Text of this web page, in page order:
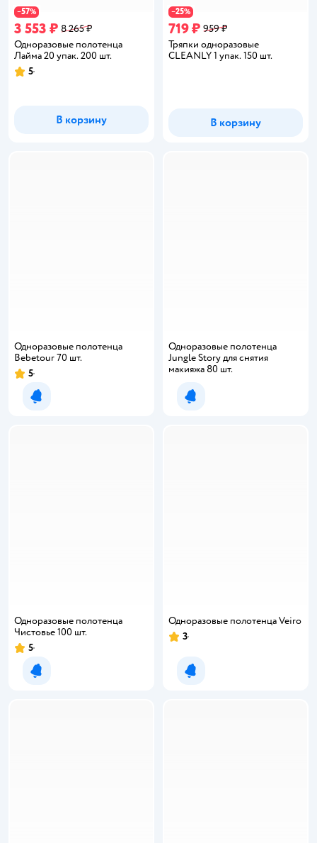
−57%
3 553 ₽ 8 265 ₽
Одноразовые полотенца
Лайма 20 упак. 200 шт.
Рейтинг:
5
В корзину
−25%
719 ₽ 959 ₽
Тряпки одноразовые
CLEANLY 1 упак. 150 шт.
В корзину
Одноразовые полотенца
Bebetour 70 шт.
Рейтинг:
5
Уведомить о появлении
Одноразовые полотенца
Jungle Story для снятия
макияжа 80 шт.
Уведомить о появлении
Одноразовые полотенца
Чистовье 100 шт.
Рейтинг:
5
Уведомить о появлении
Одноразовые полотенца Veiro
Рейтинг:
3
Уведомить о появлении